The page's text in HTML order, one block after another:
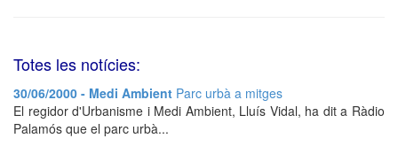
Totes les notícies:
30/06/2000 - Medi Ambient Parc urbà a mitges
El regidor d'Urbanisme i Medi Ambient, Lluís Vidal, ha dit a Ràdio
Palamós que el parc urbà...